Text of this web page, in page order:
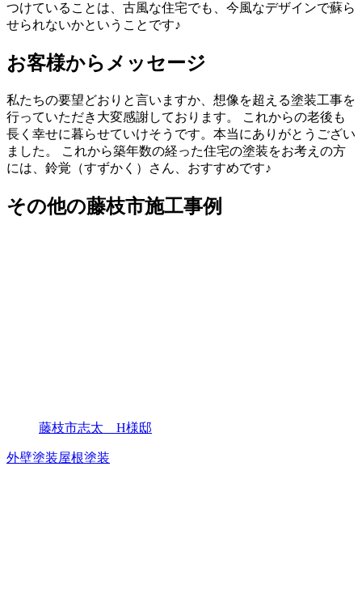
つけていることは、古風な住宅でも、今風なデザインで蘇ら
せられないかということです♪
お客様からメッセージ
私たちの要望どおりと言いますか、想像を超える塗装工事を
行っていただき大変感謝しております。 これからの老後も
長く幸せに暮らせていけそうです。本当にありがとうござい
ました。 これから築年数の経った住宅の塗装をお考えの方
には、鈴覚（すずかく）さん、おすすめです♪
その他の藤枝市施工事例
藤枝市志太 H様邸
外壁塗装屋根塗装